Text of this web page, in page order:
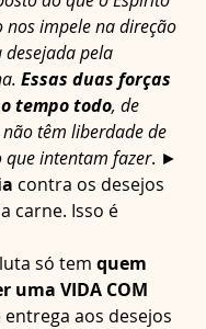
nos impele na direção
pela
Essas duas forças
tempo todo, de
têm liberdade de
intentam fazer. ►
contra os desejos
carne. Isso é
só tem quem
uma VIDA COM
entrega aos desejos